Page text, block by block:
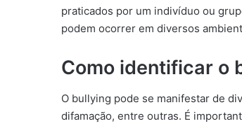
praticados por um indivíduo ou
podem ocorrer em diversos
Como identificar o
O bullying pode se manifestar de
difamação, entre outras. É